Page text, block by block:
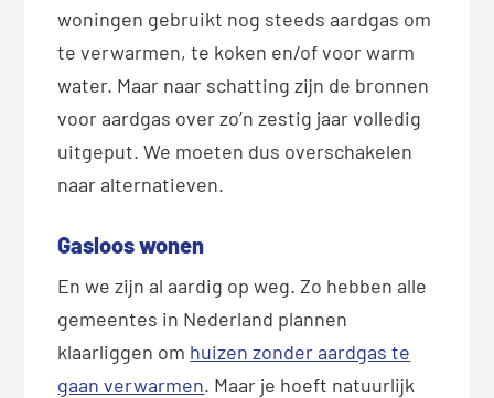
woningen gebruikt nog steeds aardgas om
te verwarmen, te koken en/of voor warm
water. Maar naar schatting zijn de bronnen
voor aardgas over zo’n zestig jaar volledig
uitgeput. We moeten dus overschakelen
naar alternatieven.
Gasloos wonen
En we zijn al aardig op weg. Zo hebben alle
gemeentes in Nederland plannen
klaarliggen om huizen zonder aardgas te
gaan verwarmen. Maar je hoeft natuurlijk